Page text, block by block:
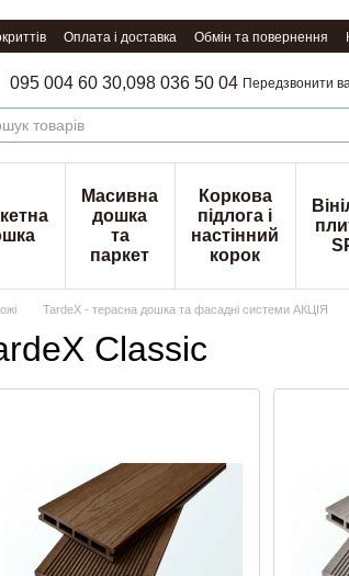
Оплата і доставка Обмін та повернення
095 004 60 30,098 036 50 04 Передзвонити
Масивна
дошка
та
паркет
Коркова
підлога і
настінний
корок
TardeX - терасна дошка та фасадні системи АКЦІЯ
Classic